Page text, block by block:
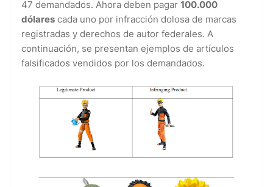
47 demandados. Ahora deben pagar 100.000
dólares cada uno por infracción dolosa de marcas
registradas y derechos de autor federales. A
continuación, se presentan ejemplos de artículos
falsificados vendidos por los demandados.